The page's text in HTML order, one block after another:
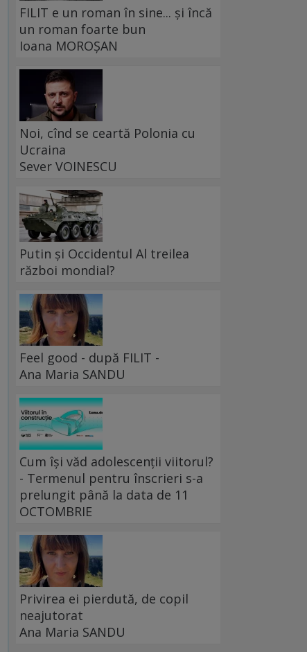
FILIT e un roman în sine... și încă
un roman foarte bun
Ioana MOROȘAN
Noi, cînd se ceartă Polonia cu
Ucraina
Sever VOINESCU
Putin și Occidentul Al treilea
război mondial?
Feel good - după FILIT -
Ana Maria SANDU
Cum își văd adolescenții viitorul?
- Termenul pentru înscrieri s-a
prelungit până la data de 11
OCTOMBRIE
Privirea ei pierdută, de copil
neajutorat
Ana Maria SANDU